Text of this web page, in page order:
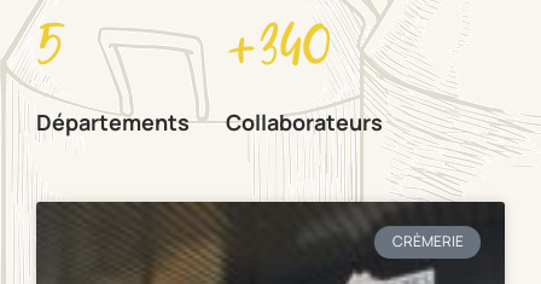
Départements
5
Collaborateurs
+340
CRÈMERIE